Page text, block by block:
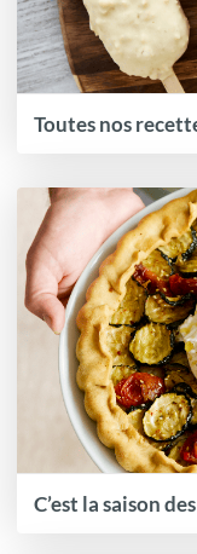
Toutes nos
C’est la saison